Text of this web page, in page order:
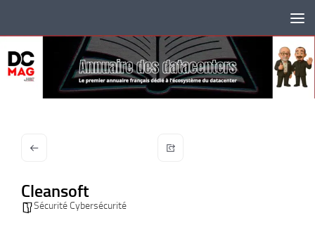
Cleansoft
Sécurité Cybersécurité